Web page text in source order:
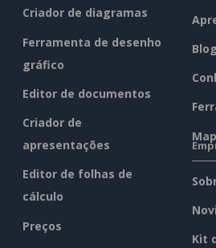
Criador de diagramas
Ferramenta de desenho
gráfico
Editor de documentos
Criador de
apresentações
Editor de folhas de
cálculo
Preços
Kit